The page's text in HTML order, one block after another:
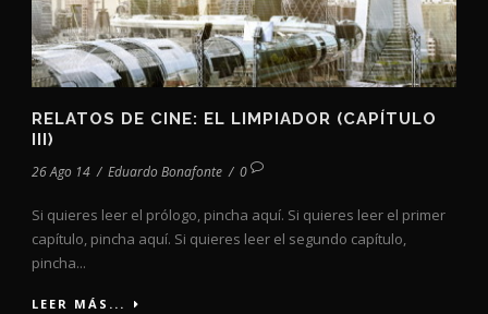
RELATOS DE CINE: EL LIMPIADOR (CAPÍTULO
III)
26 Ago 14 / Eduardo Bonafonte / 0
Si quieres leer el prólogo, pincha aquí. Si quieres leer el primer
capítulo, pincha aquí. Si quieres leer el segundo capítulo,
pincha...
LEER MÁS...